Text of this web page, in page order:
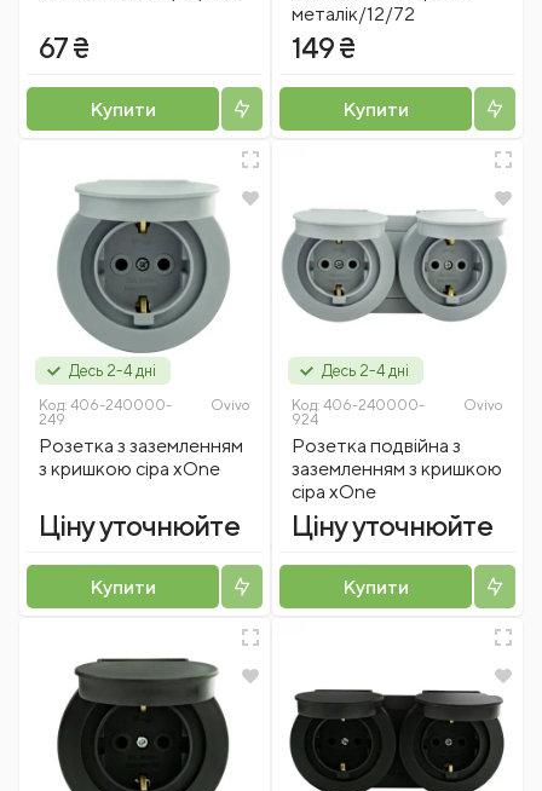
67 ₴
Купити
металік/12/72
149 ₴
Купити
Десь 2-4 дні
Код: 406-240000-
249
Ovivo
Розетка з заземленням
з кришкою сіра xOne
Ціну уточнюйте
Купити
Десь 2-4 дні
Код: 406-240000-
924
Ovivo
Розетка подвійна з
заземленням з кришкою
сіра xOne
Ціну уточнюйте
Купити